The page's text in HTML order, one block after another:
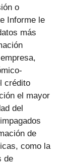
o
Informe le
más
crédito
el mayor
del
de
como la
de